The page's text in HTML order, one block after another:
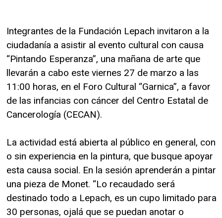
Integrantes de la Fundación Lepach invitaron a la
ciudadanía a asistir al evento cultural con causa
“Pintando Esperanza”, una mañana de arte que
llevarán a cabo este viernes 27 de marzo a las
11:00 horas, en el Foro Cultural “Garnica”, a favor
de las infancias con cáncer del Centro Estatal de
Cancerología (CECAN).
La actividad está abierta al público en general, con
o sin experiencia en la pintura, que busque apoyar
esta causa social. En la sesión aprenderán a pintar
una pieza de Monet. “Lo recaudado será
destinado todo a Lepach, es un cupo limitado para
30 personas, ojalá que se puedan anotar o